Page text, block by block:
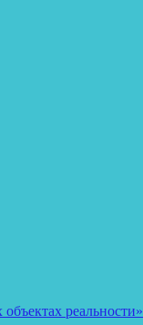
реальности»